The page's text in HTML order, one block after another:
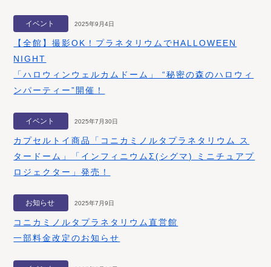
イベント 2025年9月4日
【全館】撮影OK！プラネタリウムでHALLOWEEN
NIGHT​
「ハロウィンウェルカムドーム」 “秘密の森のハロウィ
ンパーティー”開催！​
イベント 2025年7月30日
カプセルトイ商品「コニカミノルタプラネタリウム ス
タードーム」「インフィニウムΣ(シグマ) ミニチュアプ
ロジェクター」発売！
お知らせ 2025年7月9日
コニカミノルタプラネタリウム直営館
一部料金改定のお知らせ